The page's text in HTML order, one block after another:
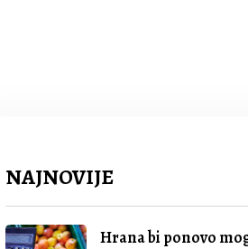
NAJNOVIJE
Hrana bi ponovo